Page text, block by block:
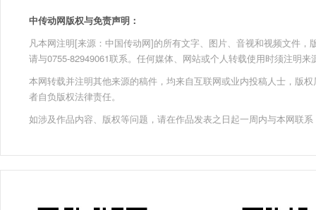
中传动网版权与免责声明：
凡本网注明[来源：中国传动网]的所有文字、图片、音视和视频文件
请与0755-82949061联系。任何媒体、网站或个人转载使用时须注明
本网转载并注明其他来源的稿件，均来自互联网或业内投稿人士，版
者自负版权法律责任。
如涉及作品内容、版权等问题，请在作品发表之日起一周内与本网联